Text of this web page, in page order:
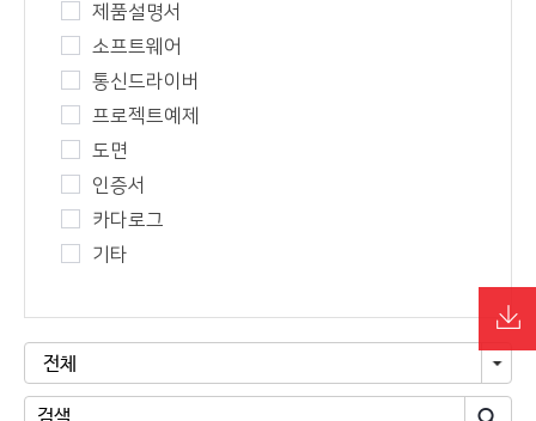
제품설명서
소프트웨어
통신드라이버
프로젝트예제
도면
인증서
카다로그
기타
전체